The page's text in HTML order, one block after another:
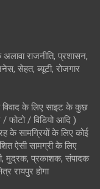
राजनीति, प्रशासन,
सेहत, ब्यूटी, रोजगार
के लिए साइट के कुछ
/ फोटो / विडियो आदि )
के सामग्रियों के लिए कोई
ऐसी सामग्री के लिए
मुद्रक, प्रकाशक, संपादक
रायपुर होगा